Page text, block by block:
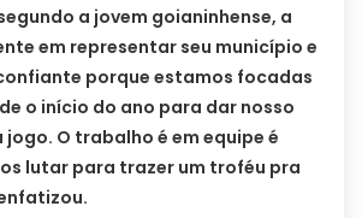
a jovem goianinhense, a
em representar seu município e
porque estamos focadas
o início do ano para dar nosso
O trabalho é em equipe é
lutar para trazer um troféu pra